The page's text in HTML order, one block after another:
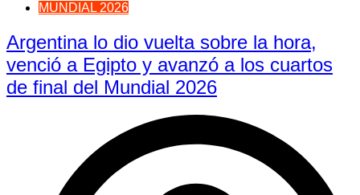
MUNDIAL 2026
Argentina lo dio vuelta sobre la hora,
venció a Egipto y avanzó a los cuartos
de final del Mundial 2026